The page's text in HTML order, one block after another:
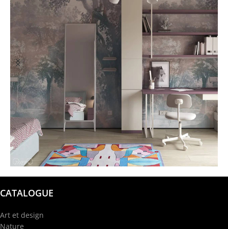
@garba.design
CATALOGUE
Art et design
Nature